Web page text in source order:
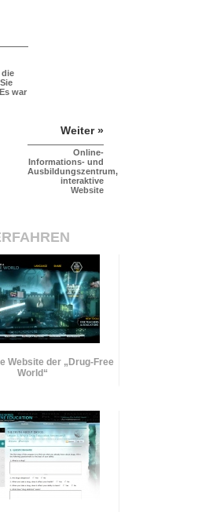
die
war
Weiter »
Online-
Informations- und
Ausbildungszentrum,
interaktive
Website
Website der „Drug-Free
World“